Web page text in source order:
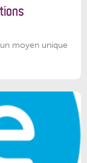
moyen unique